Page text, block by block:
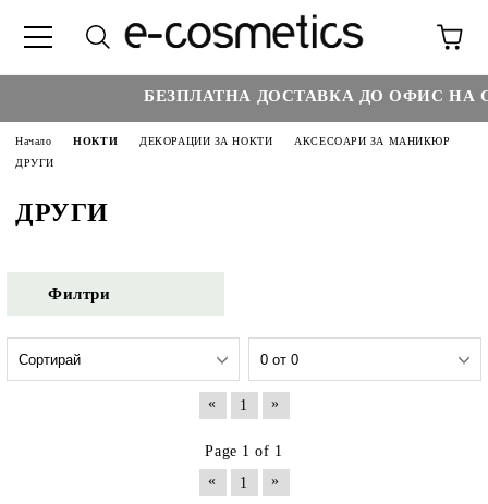
БЕЗПЛАТНА ДОСТАВКА ДО ОФИС НА
Начало НОКТИ ДЕКОРАЦИИ ЗА НОКТИ
АКСЕСОАРИ ЗА МАНИКЮР
ДРУГИ
ДРУГИ
Филтри
« 1 »
Page 1 of 1
«
1 »